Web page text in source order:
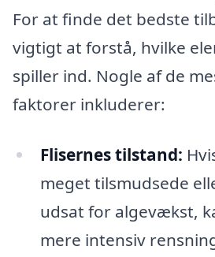
For at finde det bedste
vigtigt at forstå, hvilke
spiller ind. Nogle af de
faktorer inkluderer:
Flisernes tilstand:
meget tilsmudsede
udsat for algevækst,
mere intensiv